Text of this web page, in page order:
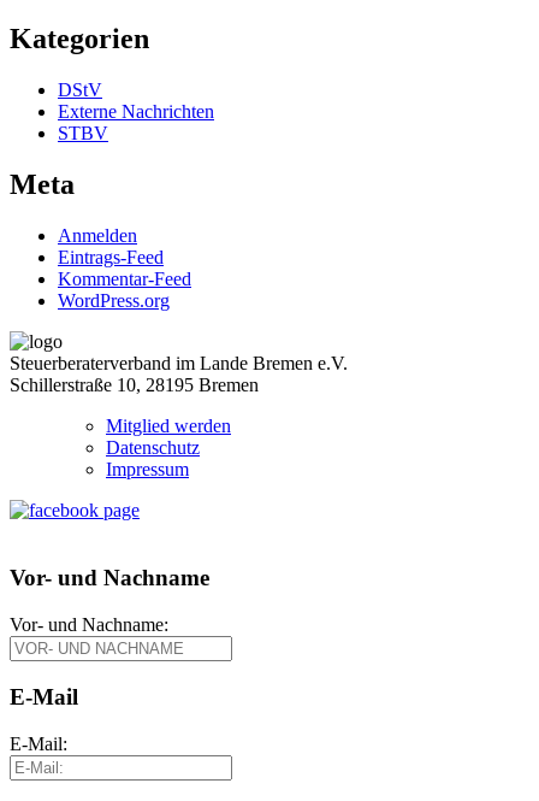
Kategorien
DStV
Externe Nachrichten
STBV
Meta
Anmelden
Eintrags-Feed
Kommentar-Feed
WordPress.org
Steuerberaterverband im Lande Bremen e.V.
Schillerstraße 10, 28195 Bremen
Mitglied werden
Datenschutz
Impressum
Vor- und Nachname
Vor- und Nachname:
E-Mail
E-Mail: